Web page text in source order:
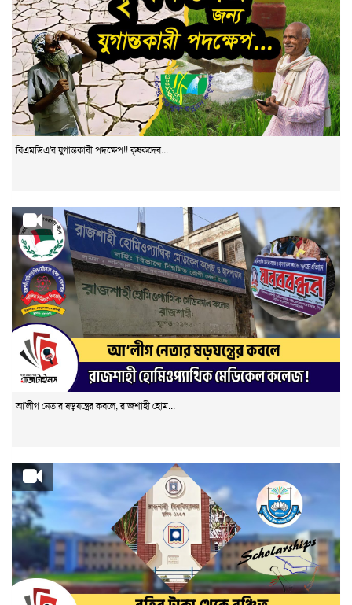
বিএমডিএ'র যুগান্তকারী পদক্ষেপ!! কৃষকদের...
আ'লীগ নেতার ষড়যন্ত্রের কবলে, রাজশাহী হোম...